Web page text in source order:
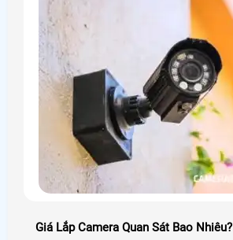
Giá Lắp Camera Quan Sát Bao Nhiêu?